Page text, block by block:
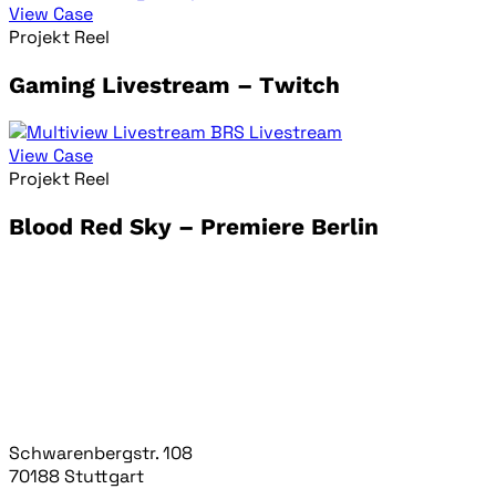
View Case
Projekt Reel
Gaming Livestream – Twitch
View Case
Projekt Reel
Blood Red Sky – Premiere Berlin
Schwarenbergstr. 108
70188 Stuttgart